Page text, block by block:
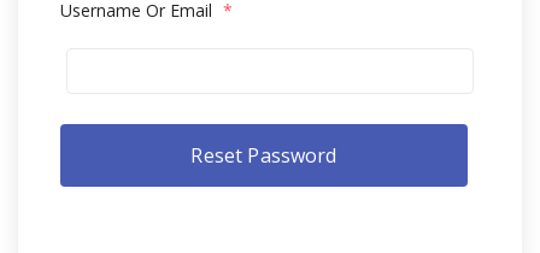
Username Or Email *